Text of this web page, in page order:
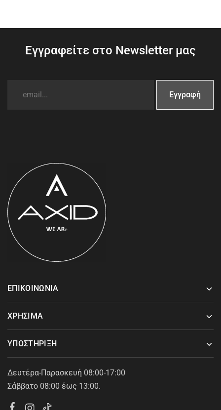
Εγγραφείτε στο Newsletter μας
ΕΠΙΚΟΙΝΩΝΙΑ
ΧΡΗΣΙΜΑ
ΥΠΟΣΤΗΡΙΞΗ
Δευτέρα-Παρασκευή 08:00-17:00
Σάββατο 08:00 έως 13:00.